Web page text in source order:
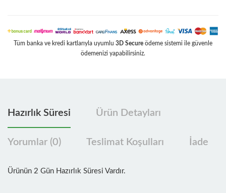
Tüm banka ve kredi kartlarıyla uyumlu 3D Secure ödeme sistemi ile güvenle
ödemenizi yapabilirsiniz.
Hazırlık Süresi Ürün Detayları
Yorumlar (0) Teslimat Koşulları İade
Ürünün 2 Gün Hazırlık Süresi Vardır.